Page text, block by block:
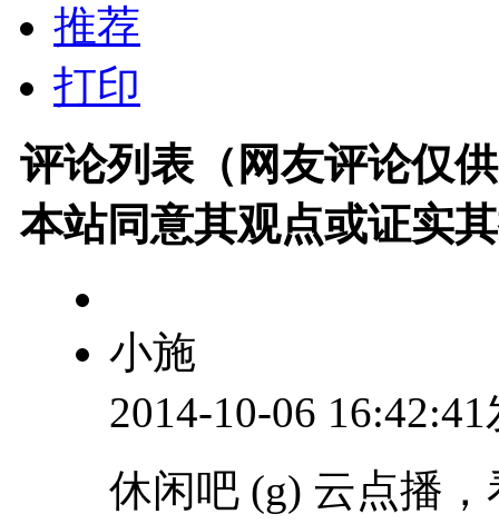
推荐
打印
评论列表（网友评论仅
本站同意其观点或证实
小施
2014-10-06
休闲吧 (g) 云点播